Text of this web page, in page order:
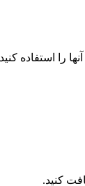
کنید.